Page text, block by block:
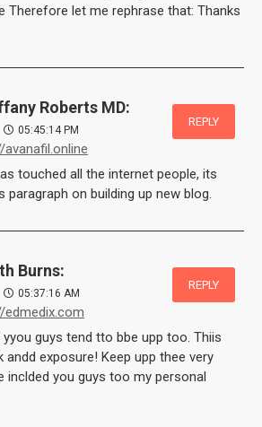
Therefore let me rephrase that: Thanks
Roberts MD:
05:45:14 PM
REPLY
touched all the internet people, its
paragraph on building up new blog.
Burns:
05:37:16 AM
edmedix.com
REPLY
guys tend tto bbe upp too. Thiis
exposure! Keep upp thee very
inclded you guys too my personal